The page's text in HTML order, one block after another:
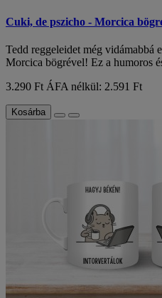
Cuki, de pszicho - Morcica
Tedd reggeleidet még vidámabbá
Morcica bögrével! Ez a humoros
3.290 Ft ÁFA nélkül: 2.591 Ft
Kosárba